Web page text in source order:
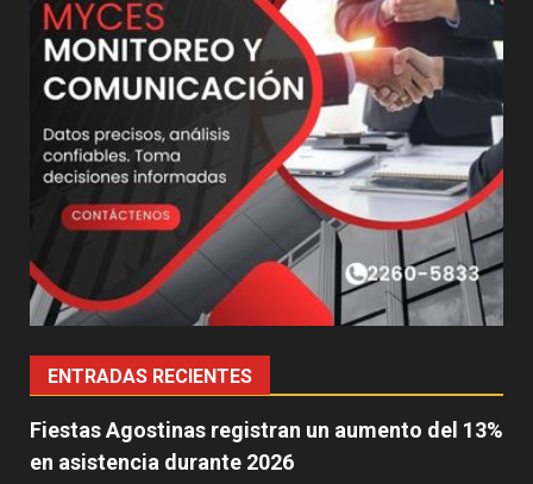
ENTRADAS RECIENTES
Fiestas Agostinas registran un aumento del 13%
en asistencia durante 2026